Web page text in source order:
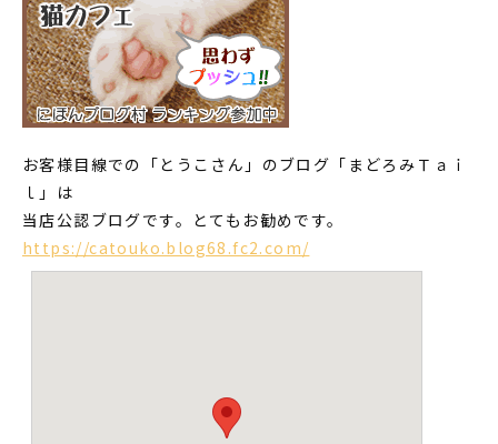
お客様目線での「とうこさん」のブログ「まどろみＴａｉ
ｌ」は
当店公認ブログです。とてもお勧めです。
https://catouko.blog68.fc2.com/